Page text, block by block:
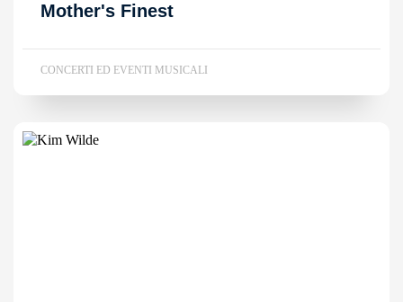
Mother's Finest
CONCERTI ED EVENTI MUSICALI